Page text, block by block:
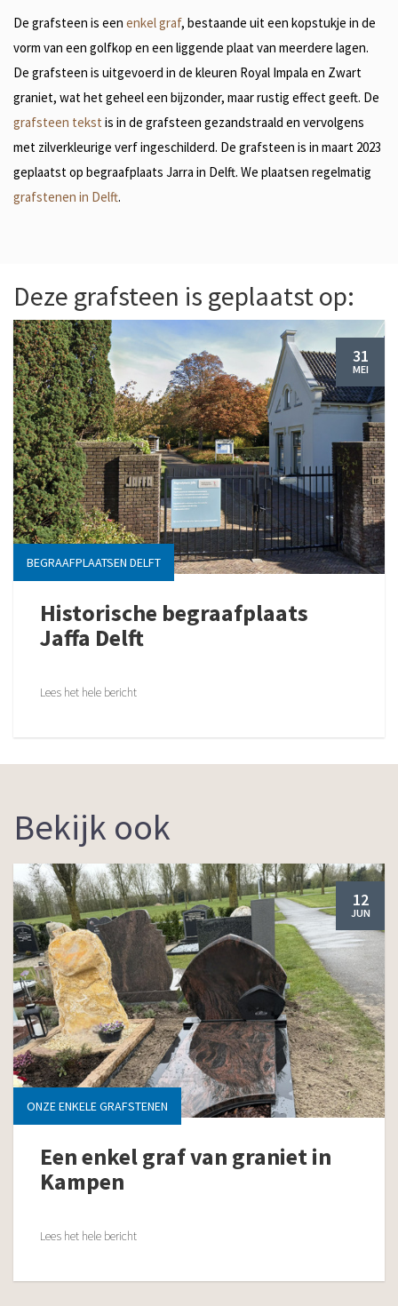
De grafsteen is een enkel graf, bestaande uit een kopstukje in de
vorm van een golfkop en een liggende plaat van meerdere lagen.
De grafsteen is uitgevoerd in de kleuren Royal Impala en Zwart
graniet, wat het geheel een bijzonder, maar rustig effect geeft. De
grafsteen tekst is in de grafsteen gezandstraald en vervolgens
met zilverkleurige verf ingeschilderd. De grafsteen is in maart 2023
geplaatst op begraafplaats Jarra in Delft. We plaatsen regelmatig
grafstenen in Delft.
Deze grafsteen is geplaatst op:
31
MEI
BEGRAAFPLAATSEN DELFT
Historische begraafplaats
Jaffa Delft
Lees het hele bericht
Bekijk ook
12
JUN
ONZE ENKELE GRAFSTENEN
Een enkel graf van graniet in
Kampen
Lees het hele bericht